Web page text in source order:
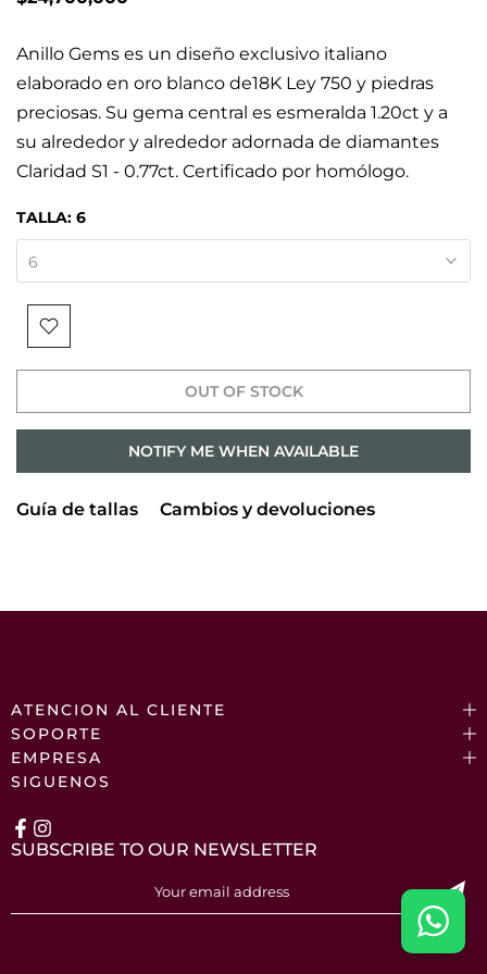
Anillo Gems es un diseño exclusivo italiano
elaborado en oro blanco de18K Ley 750 y piedras
preciosas. Su gema central es esmeralda 1.20ct y a
su alrededor y alrededor adornada de diamantes
Claridad S1 - 0.77ct. Certificado por homólogo.
TALLA: 6
6
OUT OF STOCK
NOTIFY ME WHEN AVAILABLE
Guía de tallas Cambios y devoluciones
ATENCION AL CLIENTE
SOPORTE
EMPRESA
SIGUENOS
SUBSCRIBE TO OUR NEWSLETTER